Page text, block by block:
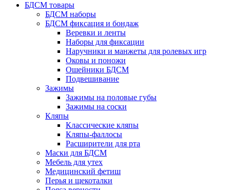
БДСМ товары
БДСМ наборы
БДСМ фиксация и бондаж
Веревки и ленты
Наборы для фиксации
Наручники и манжеты для ролевых игр
Оковы и поножи
Ошейники БДСМ
Подвешивание
Зажимы
Зажимы на половые губы
Зажимы на соски
Кляпы
Классические кляпы
Кляпы-фаллосы
Расширители для рта
Маски для БДСМ
Мебель для утех
Медицинский фетиш
Перья и щекоталки